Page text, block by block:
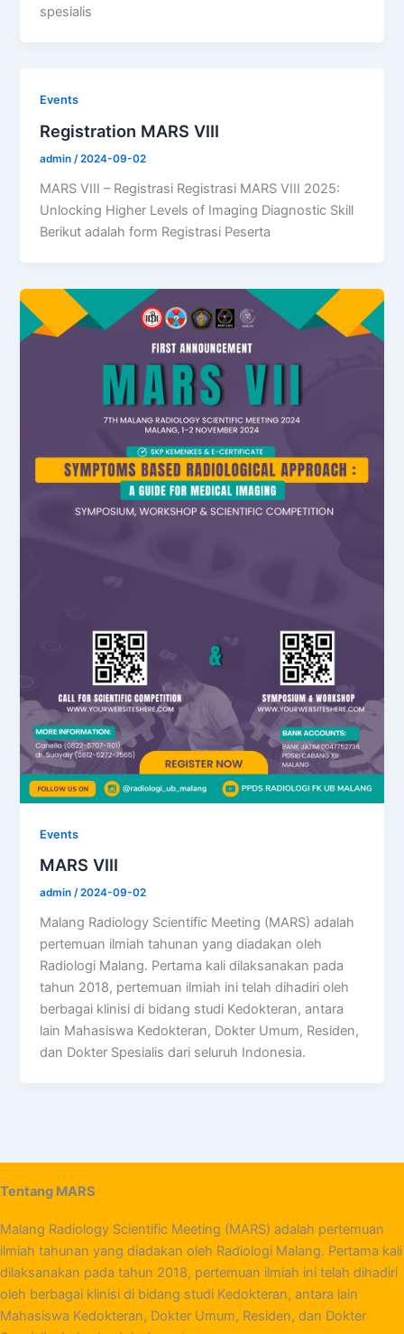
spesialis
Events
Registration MARS VIII
admin/2024-09-02
MARS VIII – Registrasi Registrasi MARS VIII 2025:
Unlocking Higher Levels of Imaging Diagnostic Skill
Berikut adalah form Registrasi Peserta
Events
MARS VIII
admin/2024-09-02
Malang Radiology Scientific Meeting (MARS) adalah
pertemuan ilmiah tahunan yang diadakan oleh
Radiologi Malang. Pertama kali dilaksanakan pada
tahun 2018, pertemuan ilmiah ini telah dihadiri oleh
berbagai klinisi di bidang studi Kedokteran, antara
lain Mahasiswa Kedokteran, Dokter Umum, Residen,
dan Dokter Spesialis dari seluruh Indonesia.
Tentang MARS
Malang Radiology Scientific Meeting (MARS) adalah pertemuan
ilmiah tahunan yang diadakan oleh Radiologi Malang. Pertama kali
dilaksanakan pada tahun 2018, pertemuan ilmiah ini telah dihadiri
oleh berbagai klinisi di bidang studi Kedokteran, antara lain
Mahasiswa Kedokteran, Dokter Umum, Residen, dan Dokter